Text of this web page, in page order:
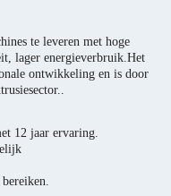
te leveren met hoge
lager energieverbruik.Het
ontwikkeling en is door
12 jaar ervaring.